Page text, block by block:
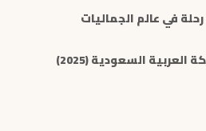
في عالم الجماليات
السعودية (2025)